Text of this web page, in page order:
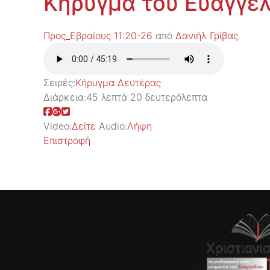
Προς_Εβραίους 11:20-26 από Δανιήλ Γρίβας
Σειρές:Kήρυγμα Δευτέρας
Διάρκεια:45 λεπτά 20 δευτερόλεπτα
Video:Δείτε Audio:Λήψη
Επιστροφή